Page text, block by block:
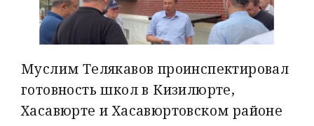
Муслим Телякавов проинспектировал
готовность школ в Кизилюрте,
Хасавюрте и Хасавюртовском районе